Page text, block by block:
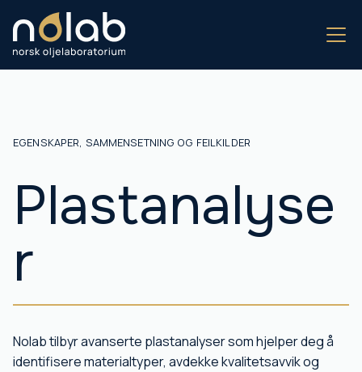
EGENSKAPER, SAMMENSETNING OG FEILKILDER
Plastanalyse
r
Nolab tilbyr avanserte plastanalyser som hjelper deg å
identifisere materialtyper, avdekke kvalitetsavvik og